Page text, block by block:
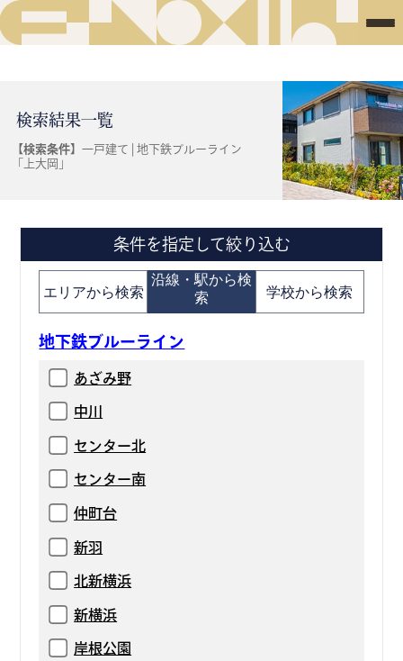
検索結果一覧
【検索条件】 一戸建て | 地下鉄ブルーライン
「上大岡」
条件を指定して絞り込む
エリアから検索
沿線・駅から検
索
学校から検索
地下鉄ブルーライン
あざみ野
中川
センター北
センター南
仲町台
新羽
北新横浜
新横浜
岸根公園